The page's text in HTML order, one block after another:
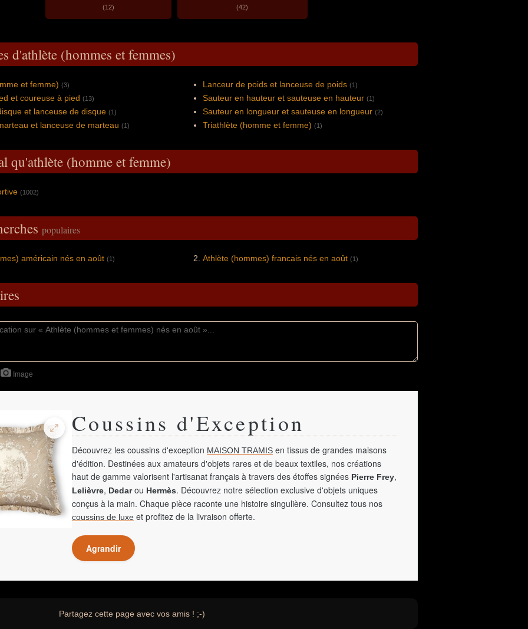
(12) (42)
d'athlète (hommes et femmes)
et femme) (3)
et coureuse à pied (13)
et lanceuse de disque (1)
et lanceuse de marteau (1)
Lanceur de poids et lanceuse de poids (1)
Sauteur en hauteur et sauteuse en hauteur (1)
Sauteur en longueur et sauteuse en longueur (2)
Triathlète (homme et femme) (1)
qu'athlète (homme et femme)
(1002)
populaires
américain nés en août (1) Athlète (hommes) francais nés en août (1)
Image
Coussins d'Exception
Découvrez les coussins d'exception MAISON TRAMIS en tissus de grandes maisons
d'édition. Destinées aux amateurs d'objets rares et de beaux textiles, nos créations
haut de gamme valorisent l'artisanat français à travers des étoffes signées Pierre Frey,
Lelièvre, Dedarou Hermès. Découvrez notre sélection exclusive d'objets uniques
conçus à la main. Chaque pièce raconte une histoire singulière. Consultez tous nos
coussins de luxe et profitez de la livraison offerte.
Agrandir
Partagez cette page avec vos amis ! ;-)